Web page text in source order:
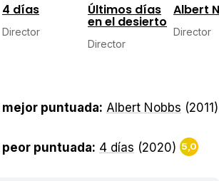
4 días
Director
Últimos días
en el desierto
Director
Albert
Director
mejor puntuada: Albert Nobbs (2011)
peor puntuada: 4 días (2020) 5,0